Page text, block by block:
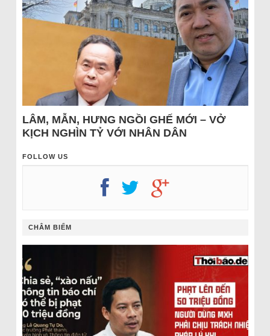
LÂM, MẪN, HƯNG NGỒI GHẾ MỚI – VỞ
KỊCH NGHÌN TỶ VỚI NHÂN DÂN
FOLLOW US
CHÂM BIẾM